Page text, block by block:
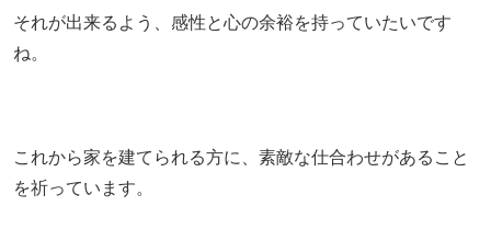
それが出来るよう、感性と心の余裕を持っていたいです
ね。
これから家を建てられる方に、素敵な仕合わせがあること
を祈っています。